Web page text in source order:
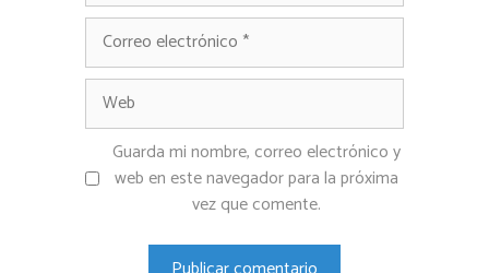
Correo
Web
Guarda mi nombre, correo electrónico y
web en este navegador para la próxima
vez que comente.